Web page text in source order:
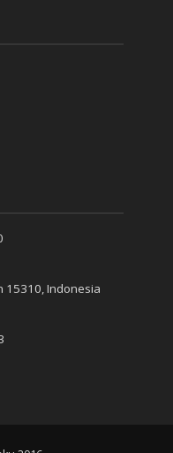
15310, Indonesia